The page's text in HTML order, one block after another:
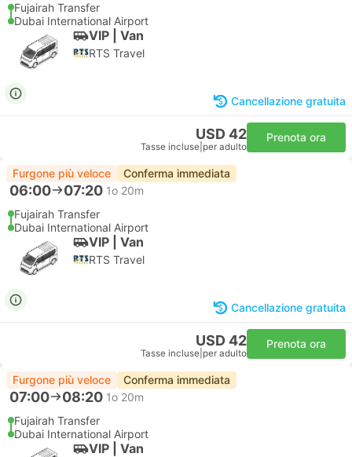
Fujairah Transfer
Dubai International Airport
VIP | Van
RTS Travel
Cancellazione gratuita
USD 42
Tasse incluse per adulto
Prenota ora
Furgone più veloce Conferma immediata
06:00 07:20 1o 20m
Fujairah Transfer
Dubai International Airport
VIP | Van
RTS Travel
Cancellazione gratuita
USD 42
Tasse incluse per adulto
Prenota ora
Furgone più veloce Conferma immediata
07:00 08:20 1o 20m
Fujairah Transfer
Dubai International Airport
VIP | Van